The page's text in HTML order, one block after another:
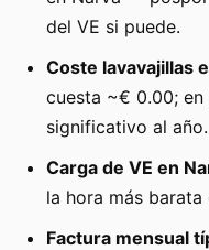
del VE si puede.
Coste lavavajillas
cuesta ~€ 0.00;
significativo al año.
Carga de VE en
la hora más
Factura mensual